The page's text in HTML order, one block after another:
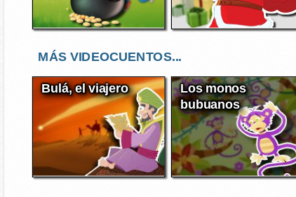
MÁS VIDEOCUENTOS...
Bulá, el viajero
Los monos
bubuanos